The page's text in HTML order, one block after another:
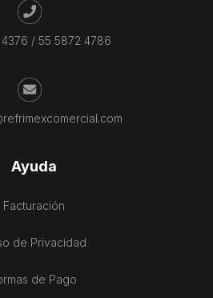
/ 55 5872 4786
Ayuda
Facturación
de Privacidad
de Pago